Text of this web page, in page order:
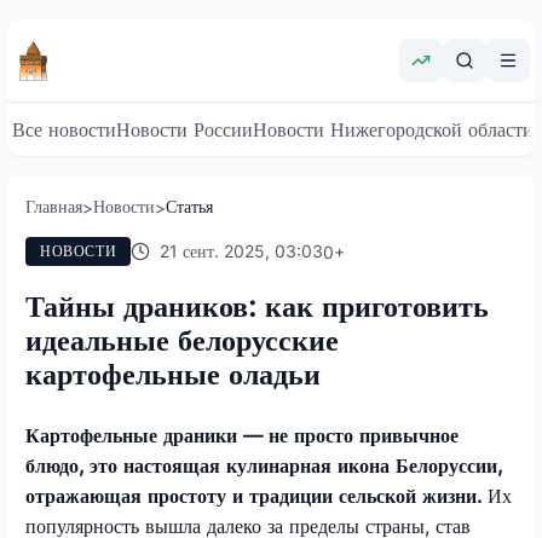
Все новостиНовости РоссииНовости Нижегородской области
Главная>Новости>Статья
НОВОСТИ 21 сент. 2025, 03:030+
Тайны драников: как приготовить
идеальные белорусские
картофельные оладьи
Картофельные драники — не просто привычное
блюдо, это настоящая кулинарная икона Белоруссии,
отражающая простоту и традиции сельской жизни. Их
популярность вышла далеко за пределы страны, став